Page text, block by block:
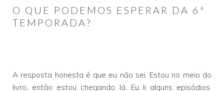
O QUE PODEMOS ESPERAR DA 6ª
TEMPORADA?
A resposta honesta é que eu não sei. Estou no meio do
livro, então estou chegando lá. Eu li alguns episódios.